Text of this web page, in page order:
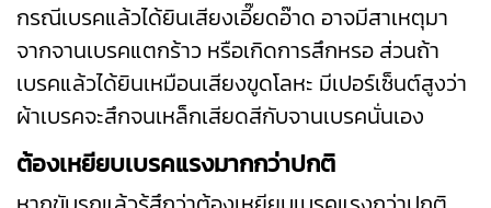
กรณีเบรคแล้วได้ยินเสียงเอี๊ยดอ๊าด อาจมีสาเหตุมา
จากจานเบรคแตกร้าว หรือเกิดการสึกหรอ ส่วนถ้า
เบรคแล้วได้ยินเหมือนเสียงขูดโลหะ มีเปอร์เซ็นต์สูงว่า
ผ้าเบรคจะสึกจนเหล็กเสียดสีกับจานเบรคนั่นเอง
ต้องเหยียบเบรคแรงมากกว่าปกติ